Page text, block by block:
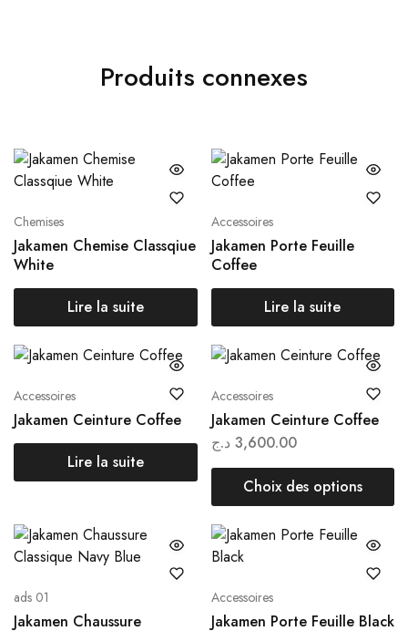
Produits connexes
Chemises
Jakamen Chemise Classqiue
White
Lire la suite
Accessoires
Jakamen Porte Feuille
Coffee
Lire la suite
Accessoires
Jakamen Ceinture Coffee
Lire la suite
Accessoires
Jakamen Ceinture Coffee
3,600.00 د.ج
Choix des options
ads 01
Jakamen Chaussure
Accessoires
Jakamen Porte Feuille Black